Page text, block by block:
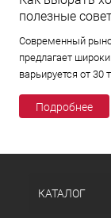
полезные
Современный
предлагает
варьируется от 30
Подробнее
КАТАЛОГ